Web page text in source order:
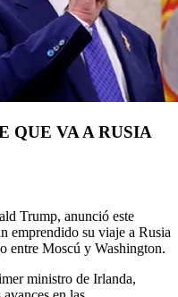
QUE VA A RUSIA
Trump, anunció este
emprendido su viaje a Rusia
entre Moscú y Washington.
ministro de Irlanda,